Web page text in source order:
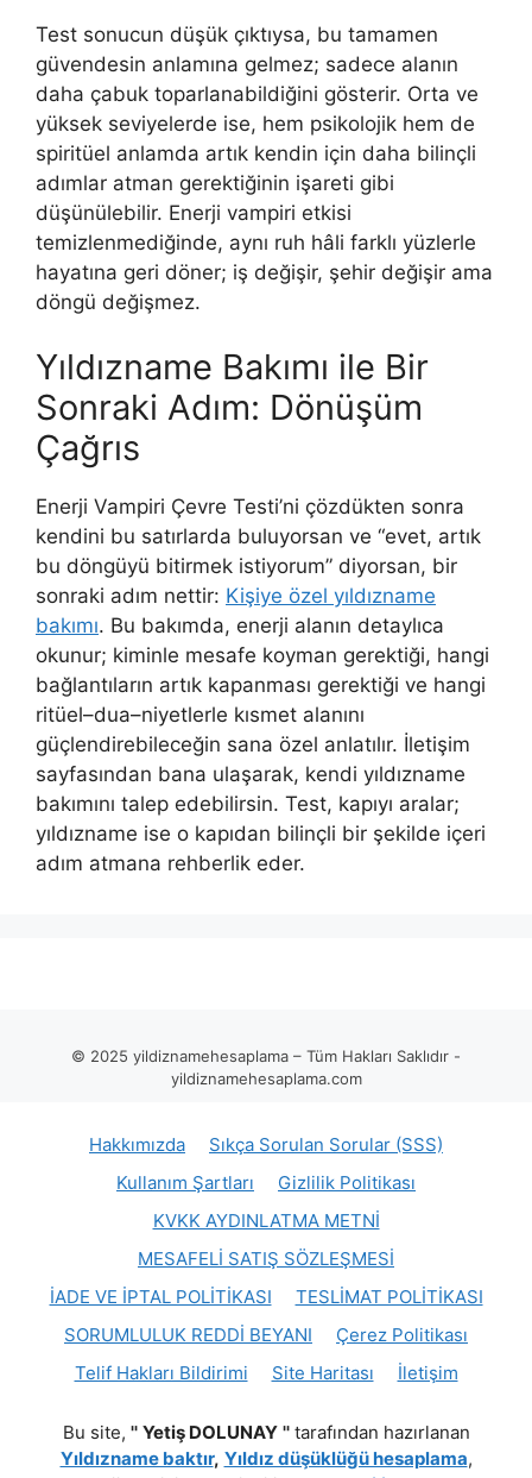
Test sonucun düşük çıktıysa, bu tamamen
güvendesin anlamına gelmez; sadece alanın
daha çabuk toparlanabildiğini gösterir. Orta ve
yüksek seviyelerde ise, hem psikolojik hem de
spiritüel anlamda artık kendin için daha bilinçli
adımlar atman gerektiğinin işareti gibi
düşünülebilir. Enerji vampiri etkisi
temizlenmediğinde, aynı ruh hâli farklı yüzlerle
hayatına geri döner; iş değişir, şehir değişir ama
döngü değişmez.
Yıldızname Bakımı ile Bir
Sonraki Adım: Dönüşüm
Çağrıs
Enerji Vampiri Çevre Testi’ni çözdükten sonra
kendini bu satırlarda buluyorsan ve “evet, artık
bu döngüyü bitirmek istiyorum” diyorsan, bir
sonraki adım nettir: Kişiye özel yıldızname
bakımı. Bu bakımda, enerji alanın detaylıca
okunur; kiminle mesafe koyman gerektiği, hangi
bağlantıların artık kapanması gerektiği ve hangi
ritüel–dua–niyetlerle kısmet alanını
güçlendirebileceğin sana özel anlatılır. İletişim
sayfasından bana ulaşarak, kendi yıldızname
bakımını talep edebilirsin. Test, kapıyı aralar;
yıldızname ise o kapıdan bilinçli bir şekilde içeri
adım atmana rehberlik eder.
© 2025 yildiznamehesaplama – Tüm Hakları Saklıdır -
yildiznamehesaplama.com
Hakkımızda
Sıkça Sorulan Sorular (SSS)
Kullanım Şartları
Gizlilik Politikası
KVKK AYDINLATMA METNİ
MESAFELİ SATIŞ SÖZLEŞMESİ
İADE VE İPTAL POLİTİKASI
TESLİMAT POLİTİKASI
SORUMLULUK REDDİ BEYANI
Çerez Politikası
Telif Hakları Bildirimi
Site Haritası İletişim
Bu site, '' Yetiş DOLUNAY ''tarafından hazırlanan
Yıldızname baktır, Yıldız düşüklüğü hesaplama,